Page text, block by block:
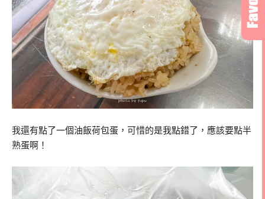
我還有點了一個油飯荷包蛋，可惜的是我點錯了，應該要點半
熟蛋啊！